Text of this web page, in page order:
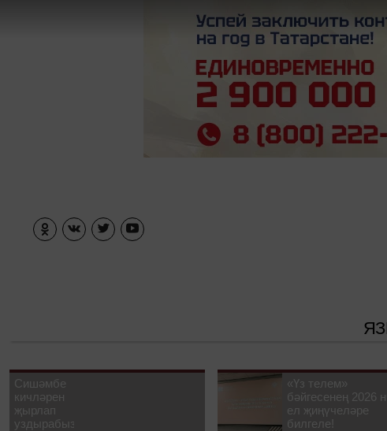
Сишәмбе
кичләрен
җырлап
уздырабыз!
«Үз телем»
бәйгесенең 2026
ел җиңүчеләре
билгеле!